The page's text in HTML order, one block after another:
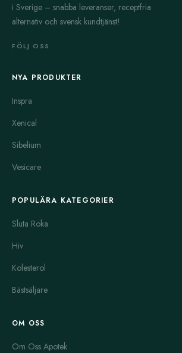
i Sverige – snabba leveranser, receptfria
alternativ och svensk kundtjänst!
FÖLJ OSS
NYA PRODUKTER
Inspra
Xenical
Sibelium
Vesicare
POPULÄRA KATEGORIER
Sluta Röka
Hiv
Kolesterol
Bästsäljare
OM OSS
Om Oss Apotek